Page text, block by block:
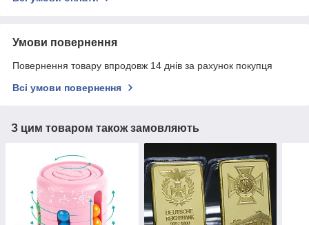
Умови повернення
Повернення товару впродовж 14 днів за рахунок покупця
Всі умови повернення
З цим товаром також замовляють